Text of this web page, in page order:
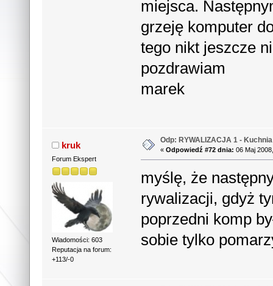
miejsca.
grzeję komputer
tego nikt jeszcze
pozdrawiam
marek
kruk
Forum Ekspert
Wiadomości: 603
Reputacja na forum:
+113/-0
Odp: RYWALIZACJA 1 -
«Odpowiedź #72 dnia: 06 Maj
myślę, że
rywalizacji, gdyż
poprzedni komp
sobie tylko